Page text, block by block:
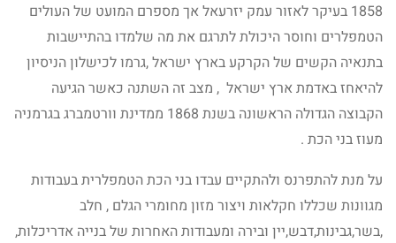
1858 בעיקר לאזור עמק יזרעאל אך מספרם המועט של העולים
הטמפלרים וחוסר היכולת לתרגם את מה שלמדו בהתיישבות
בתנאיה הקשים של הקרקע בארץ ישראל ,גרמו לכישלון הניסיון
להיאחז באדמת ארץ ישראל , מצב זה השתנה כאשר הגיעה
הקבוצה הגדולה הראשונה בשנת 1868 ממדינת וורטמברג בגרמניה
מעוז בני הכת .
על מנת להתפרנס ולהתקיים עבדו בני הכת הטמפלרית בעבודות
מגוונות שכללו חקלאות ויצור מזון מחומרי הגלם , חלב
,בשר,גבינות,דבש,יין ובירה ומעבודות האחרות של בנייה אדריכלות,